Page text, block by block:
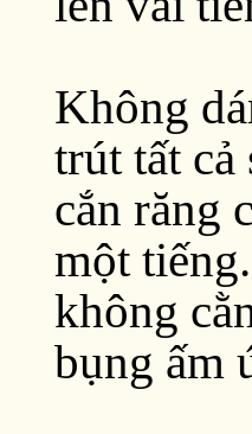
Không
trút tất
cắn răng
một
không
bụng ấm